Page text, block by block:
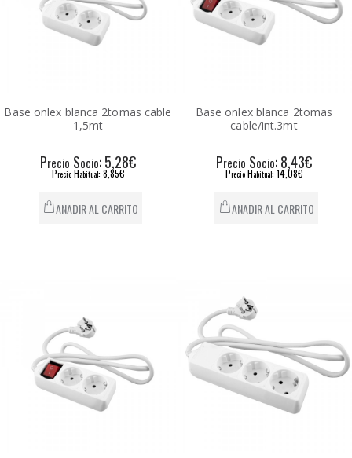
Base onlex blanca 2tomas cable
1,5mt
Precio Socio: 5,28€
PrecioHabitual: 8,85€
AÑADIR AL CARRITO
Base onlex blanca 2tomas
cable/int.3mt
Precio Socio: 8,43€
PrecioHabitual: 14,08€
AÑADIR AL CARRITO